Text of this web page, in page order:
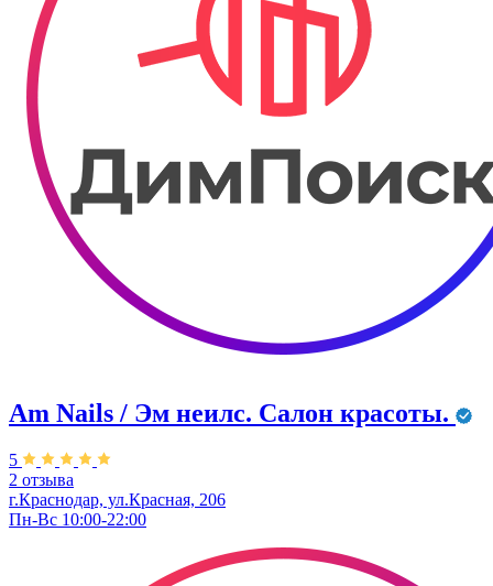
Am Nails / Эм неилс. Салон красоты.
5
2 отзыва
г.Краснодар, ул.Красная, 206
Пн-Вс 10:00-22:00